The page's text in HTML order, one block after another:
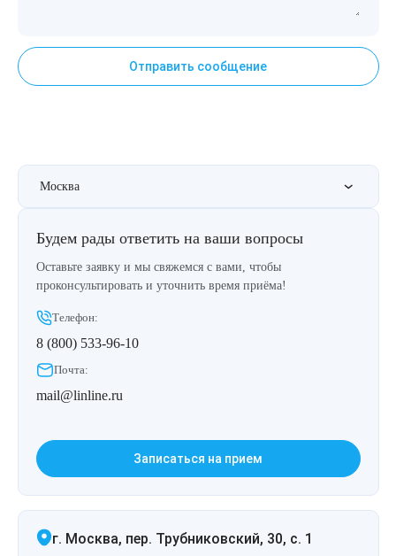
Отправить сообщение
Москва
Будем рады ответить на ваши вопросы
Оставьте заявку и мы свяжемся с вами, чтобы
проконсультировать и уточнить время приёма!
Телефон:
8 (800) 533-96-10
Почта:
mail@linline.ru
Записаться на прием
г. Москва, пер. Трубниковский, 30, с. 1